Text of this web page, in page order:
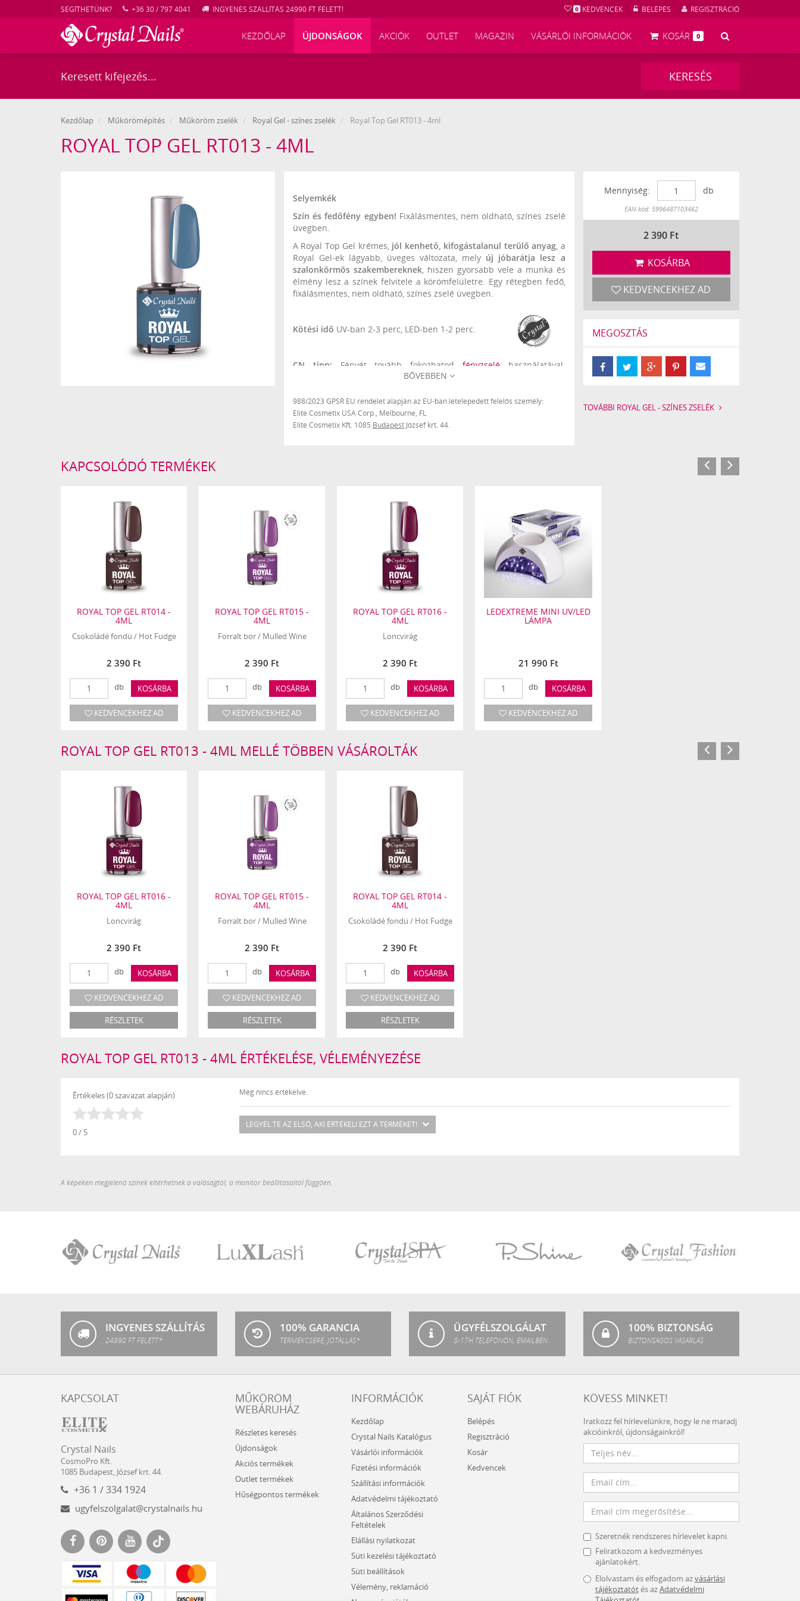
SEGÍTHETÜNK? +36 30 / 797 4041 INGYENES SZÁLLÍTÁS 24990 FT FELETT! 0 KEDVENCEK BELÉPÉS REGISZTRÁCIÓ
KEZDŐLAP ÚJDONSÁGOK AKCIÓK OUTLET MAGAZIN VÁSÁRLÓI INFORMÁCIÓK KOSÁR 0
KERESÉS
Kezdőlap Műkörömépítés Műköröm zselék Royal Gel - színes zselék Royal Top Gel RT013 - 4ml
Nails
ROYAL TOP GEL RT013 - 4ML
Selyemkék
Szín és fedőfény egyben! Fixálásmentes, nem oldható, színes zselé
üvegben.
A Royal Top Gel krémes, jól kenhető, kifogástalanul terülő anyag, a
Royal Gel-ek lágyabb, üveges változata, mely új jóbarátja lesz a
szalonkörmös szakembereknek, hiszen gyorsabb vele a munka és
élmény lesz a színek felvitele a körömfelületre. Egy rétegben fedő,
fixálásmentes, nem oldható, színes zselé üvegben.
Kötési idő UV-ban 2-3 perc, LED-ben 1-2 perc.
CN tipp: Fényét tovább fokozhatod fényzseléhasználatával.
Lényegében bármilyen alapon használható, géllakkozásnál csak a
termékcsalád,Elasty Hardener, sens base termékcsalád, de 2STEP
SmartGummy Rubber base gel-en ne, mert az túl rugalmas hozzá
CN tipp:Épített vagy erősített géllakk alapra
A különböző monitorbeállítások miatt a képen látott és a valós szín
eltérhet egymástól.
BŐVEBBEN
988/2023 GPSR EU rendelet alapján az EU-ban letelepedett felelős személy:
Elite Cosmetix USA Corp., Melbourne, FL
Elite Cosmetix Kft. 1085 Budapest József krt. 44.
Mennyiség: db
Készleten
EAN kód: 5996487103462
2 390 Ft
KOSÁRBA
KEDVENCEKHEZ AD
MEGOSZTÁS
TOVÁBBI ROYAL GEL - SZÍNES ZSELÉK
KAPCSOLÓDÓ TERMÉKEK
ROYAL TOP GEL RT014 -
4ML
Csokoládé fondü / Hot Fudge
2 390 Ft
db KOSÁRBA
KEDVENCEKHEZ AD
ROYAL TOP GEL RT015 -
4ML
Forralt bor / Mulled Wine
2 390 Ft
db KOSÁRBA
KEDVENCEKHEZ AD
ROYAL TOP GEL RT016 -
4ML
Loncvirág
2 390 Ft
db KOSÁRBA
KEDVENCEKHEZ AD
LEDEXTREME MINI UV/LED
LÁMPA
21 990 Ft
db KOSÁRBA
KEDVENCEKHEZ AD
ROYAL TOP GEL RT013 - 4ML MELLÉ TÖBBEN VÁSÁROLTÁK
ROYAL TOP GEL RT016 -
4ML
Loncvirág
2 390 Ft
db KOSÁRBA
KEDVENCEKHEZ AD
RÉSZLETEK
ROYAL TOP GEL RT015 -
4ML
Forralt bor / Mulled Wine
2 390 Ft
db KOSÁRBA
KEDVENCEKHEZ AD
RÉSZLETEK
ROYAL TOP GEL RT014 -
4ML
Csokoládé fondü / Hot Fudge
2 390 Ft
db KOSÁRBA
KEDVENCEKHEZ AD
RÉSZLETEK
ROYAL TOP GEL RT013 - 4ML ÉRTÉKELÉSE, VÉLEMÉNYEZÉSE
Értékeles (0 szavazat alapján)
0 / 5
Még nincs értékelve.
LEGYÉL TE AZ ELSŐ, AKI ÉRTÉKELI EZT A TERMÉKET!
A képeken megjelenő színek eltérhetnek a valóságtól, a monitor beállításaitól függően.
INGYENES SZÁLLÍTÁS
24990 FT FELETT*
100% GARANCIA
TERMÉKCSERE, JÓTÁLLÁS*
ÜGYFÉLSZOLGÁLAT
8-17H TELEFONON, EMAILBEN
100% BIZTONSÁG
BIZTONSÁGOS VÁSÁRLÁS
KAPCSOLAT
Nails
Kft.
Crystal Nails
CosmoPro Kft.
1085 Budapest, József krt. 44.
+36 1 / 334 1924
ugyfelszolgalat@crystalnails.hu
MŰKÖRÖM
WEBÁRUHÁZ
Részletes keresés
Újdonságok
Akciós termékek
Outlet termékek
Hűségpontos termékek
INFORMÁCIÓK
Kezdőlap
Crystal Nails Katalógus
Vásárlói információk
Fizetési információk
Szállítási információk
Adatvédelmi tájékoztató
Általános Szerződési
Feltételek
Elállási nyilatkozat
Süti kezelési tájékoztató
Süti beállítások
Vélemény, reklamáció
SAJÁT FIÓK
Belépés
Regisztráció
Kosár
Kedvencek
KÖVESS MINKET!
Iratkozz fel hírlevelünkre, hogy le ne maradj
akcióinkról, újdonságainkról!
Szeretnék rendszeres hírlevelet kapni.
Feliratkozom a kedvezményes
ajánlatokért.
Elolvastam és elfogadom azvásárlási
tájékoztatótés azAdatvédelmi